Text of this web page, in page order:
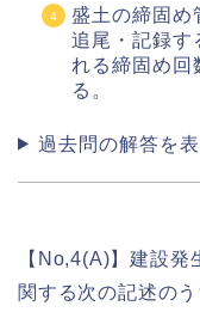
盛土の締固め
追尾・記録す
れる締固め回
る。
過去問の解答を
【No,4(A)】建設
関する次の記述の